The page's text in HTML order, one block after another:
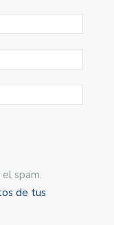
spam.
de tus